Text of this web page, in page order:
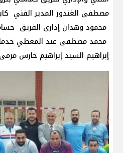
مصطفى الغندور المدير الفني
محمود وهدان إدارى الفريق
محمد مصطفى عبد المعطي
إبراهيم السيد إبراهيم حارس